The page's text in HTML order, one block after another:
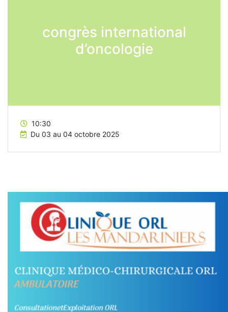
congrès international
d’oncologie
10:30
Du 03 au 04 octobre 2025